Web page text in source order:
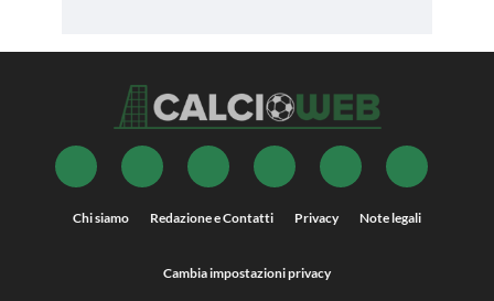
Chi siamo Redazione e Contatti Privacy Note legali
Cambia impostazioni privacy